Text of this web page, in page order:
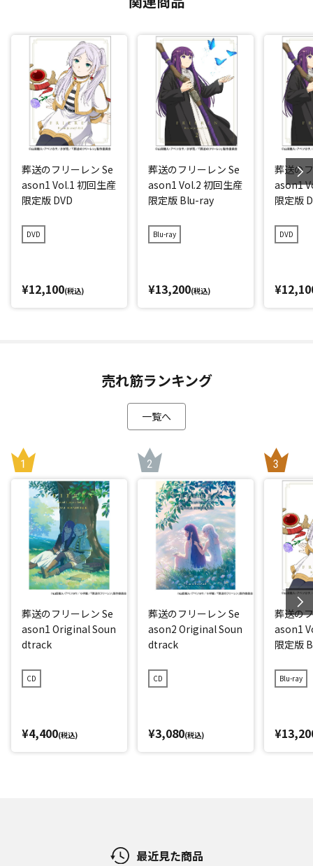
葬送のフリーレン Se
ason1 Vol.1 初回生産
限定版 DVD
DVD
¥12,100(税込)
葬送のフリーレン Se
ason1 Vol.2 初回生産
限定版 Blu-ray
Blu-ray
¥13,200(税込)
葬送の
ason1
限定版
DVD
売れ筋ランキング
一覧へ
葬送のフリーレン Se
ason1 Original Soun
dtrack
CD
¥4,400(税込)
葬送のフリーレン Se
ason2 Original Soun
dtrack
CD
¥3,080(税込)
葬送の
ason1
限定版
Blu-ray
最近見た商品